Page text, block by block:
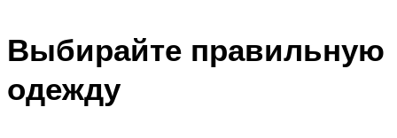
Выбирайте правильную
одежду